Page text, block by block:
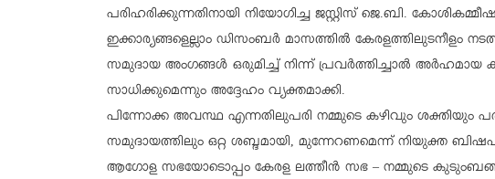
പരിഹരിക്കുന്നതിനായി നിയോഗിച്ച ജസ്റ്റിസ് ജെ.ബി.
ഇക്കാര്യങ്ങളെല്ലാം ഡിസംബര്‍ മാസത്തില്‍ കേരളത്തിലുടനീളം
സമുദായ അംഗങ്ങള്‍ ഒരുമിച്ച് നിന്ന് പ്രവര്‍ത്തിച്ചാല്‍ അര്‍ഹമായ
സാധിക്കുമെന്നും അദ്ദേഹം വ്യക്തമാക്കി.
പിന്നോക്ക അവസ്ഥ എന്നതിലുപരി നമ്മുടെ കഴിവും ശക്തിയും
സമുദായത്തിലും ഒറ്റ ശബ്ദമായി, മുന്നേറണമെന്ന് നിയുക്ത
ആഗോള സഭയോടൊപ്പം കേരള ലത്തീന്‍ സഭ – നമ്മുടെ